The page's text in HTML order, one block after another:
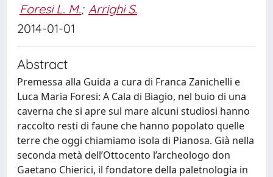
Foresi L. M.; Arrighi S.
2014-01-01
Abstract
Premessa alla Guida a cura di Franca Zanichelli e
Luca Maria Foresi: A Cala di Biagio, nel buio di una
caverna che si apre sul mare alcuni studiosi hanno
raccolto resti di faune che hanno popolato quelle
terre che oggi chiamiamo isola di Pianosa. Già nella
seconda metà dell’Ottocento l’archeologo don
Gaetano Chierici, il fondatore della paletnologia in